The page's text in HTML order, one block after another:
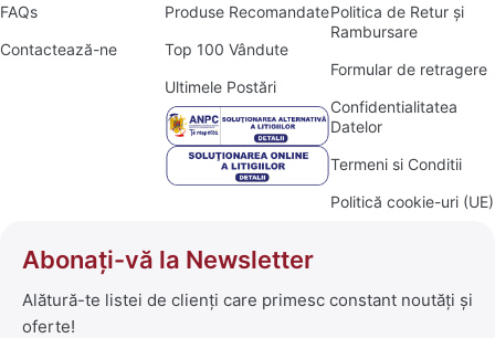
FAQs
Contactează-ne
Produse Recomandate
Top 100 Vândute
Ultimele Postări
Politica de Retur și
Rambursare
Formular de retragere
Confidentialitatea
Datelor
Termeni si Conditii
Politică cookie-uri (UE)
Abonați-vă la Newsletter
Alătură-te listei de clienți care primesc constant noutăți și
oferte!